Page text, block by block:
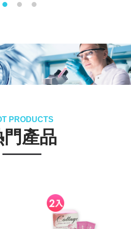
PRODUCTS
門產品